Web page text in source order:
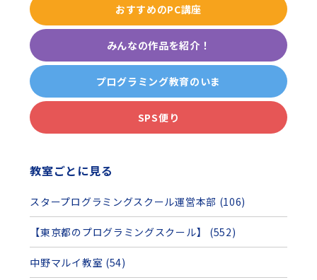
おすすめのPC講座
みんなの作品を紹介！
プログラミング教育のいま
SPS便り
教室ごとに見る
スタープログラミングスクール運営本部 (106)
【東京都のプログラミングスクール】 (552)
中野マルイ教室 (54)